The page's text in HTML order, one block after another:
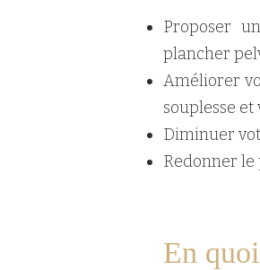
Proposer
plancher
Améliorer
souplesse
Diminuer
Redonner
En